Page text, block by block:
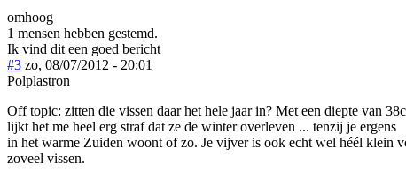
omhoog
1 mensen hebben gestemd.
Ik vind dit een goed bericht
#3 zo, 08/07/2012 - 20:01
Polplastron
Off topic: zitten die vissen daar het hele jaar in? Met een diepte van
lijkt het me heel erg straf dat ze de winter overleven ... tenzij je ergens
in het warme Zuiden woont of zo. Je vijver is ook echt wel héél klein
zoveel vissen.